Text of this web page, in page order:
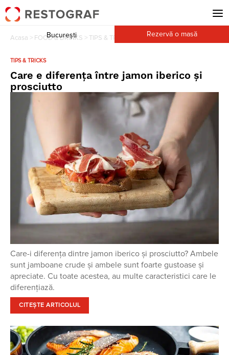
București Rezervă o masă
Acasa FOOD & DRINKS TIPS & TRICKS Pagina 2
TIPS & TRICKS
Care e diferența între jamon iberico și
prosciutto
Care-i diferența dintre jamon iberico și prosciutto? Ambele
sunt jamboane crude și ambele sunt foarte gustoase și
apreciate. Cu toate acestea, au multe caracteristici care le
diferențiază.
CITEȘTE ARTICOLUL